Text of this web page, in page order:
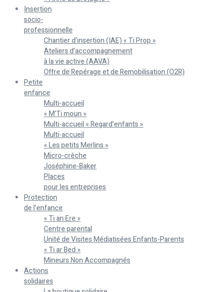
Insertion
socio-
professionnelle
Chantier d’insertion (IAE) « Ti Prop »
Ateliers d’accompagnement
à la vie active (AAVA)
Offre de Repérage et de Remobilisation (O2R)
Petite
enfance
Multi-accueil
« M’Ti moun »
Multi-accueil « Regard’enfants »
Multi-accueil
« Les petits Merlins »
Micro-crèche
Joséphine-Baker
Places
pour les entreprises
Protection
de l’enfance
« Ti an Ere »
Centre parental
Unité de Visites Médiatisées Enfants-Parents
« Ti ar Bed »
Mineurs Non Accompagnés
Actions
solidaires